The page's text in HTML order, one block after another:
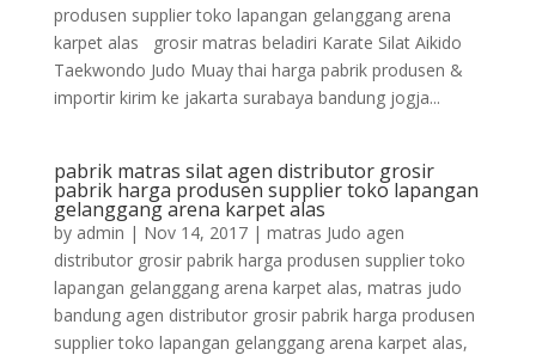
produsen supplier toko lapangan gelanggang arena
karpet alas grosir matras beladiri Karate Silat Aikido
Taekwondo Judo Muay thai harga pabrik produsen &
importir kirim ke jakarta surabaya bandung jogja...
pabrik matras silat agen distributor grosir
pabrik harga produsen supplier toko lapangan
gelanggang arena karpet alas
by admin | Nov 14, 2017| matras Judo agen
distributor grosir pabrik harga produsen supplier toko
lapangan gelanggang arena karpet alas, matras judo
bandung agen distributor grosir pabrik harga produsen
supplier toko lapangan gelanggang arena karpet alas,